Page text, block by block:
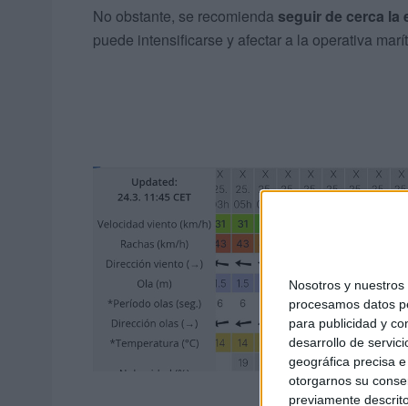
Nosotros y nuestros
procesamos datos
para publicidad y
desarrollo de
geográfica precisa
otorgarnos su
previamente
No obstante, se recomienda seguir de cerca la
puede intensificarse y afectar a la operativa